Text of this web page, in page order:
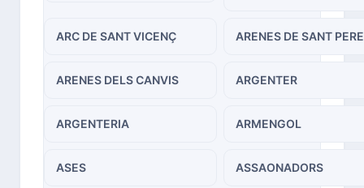
ARC DE SANT VICENÇ ARENES DE SANT PERE
ARENES DELS CANVIS ARGENTER
ARGENTERIA ARMENGOL
ASES ASSAONADORS